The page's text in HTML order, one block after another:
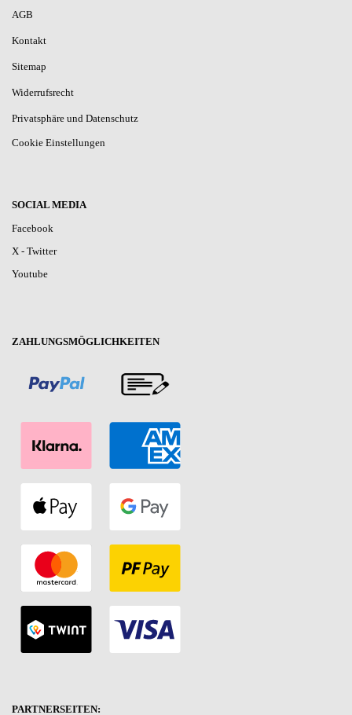
AGB
Kontakt
Sitemap
Widerrufsrecht
Privatsphäre und Datenschutz
Cookie Einstellungen
SOCIAL MEDIA
Facebook
X - Twitter
Youtube
ZAHLUNGSMÖGLICHKEITEN
PARTNERSEITEN: